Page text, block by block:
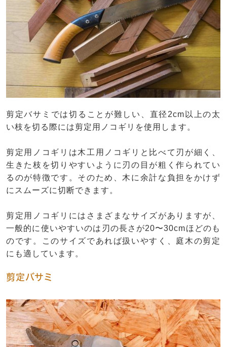
剪定バサミでは切ることが難しい、直径2cm以上の太
い枝を切る際には剪定用ノコギリを使用します。
剪定用ノコギリは木工用ノコギリと比べて刃が細く、
生きた枝を切りやすいように刃の目が粗く作られてい
るのが特徴です。そのため、木に余計な負担をかけず
にスムーズに切断できます。
剪定用ノコギリにはさまざまなサイズがありますが、
一般的に使いやすいのは刃の長さが20〜30cmほどのも
のです。このサイズであれば扱いやすく、庭木の剪定
にも適しています。
剪定バサミ